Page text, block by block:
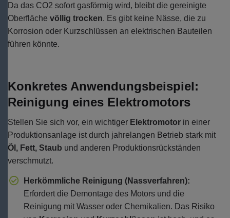
Da das CO2 sofort gasförmig wird, bleibt die gereinigte
Oberfläche völlig trocken. Es gibt keine Nässe, die zu
Korrosion oder Kurzschlüssen an elektrischen Bauteilen
führen könnte.
Konkretes Anwendungsbeispiel:
Reinigung eines Elektromotors
Stellen Sie sich vor, ein wichtiger Elektromotor in einer
Produktionsanlage ist durch jahrelangen Betrieb stark mit
Öl, Fett, Staub und anderen Produktionsrückständen
verschmutzt.
Herkömmliche Reinigung (Nassverfahren):
Erfordert die Demontage des Motors und die
Reinigung mit Wasser oder Chemikalien. Das Risiko